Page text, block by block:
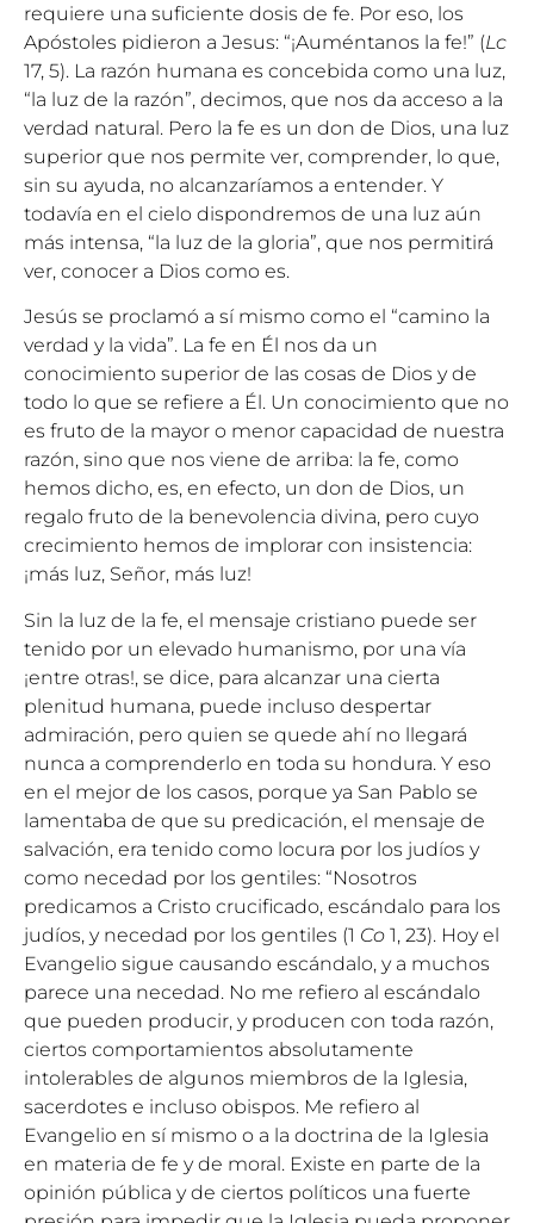
requiere una suficiente dosis de fe. Por eso, los
Apóstoles pidieron a Jesus: “¡Auméntanos la fe!” (Lc
17, 5). La razón humana es concebida como una luz,
“la luz de la razón”, decimos, que nos da acceso a la
verdad natural. Pero la fe es un don de Dios, una luz
superior que nos permite ver, comprender, lo que,
sin su ayuda, no alcanzaríamos a entender. Y
todavía en el cielo dispondremos de una luz aún
más intensa, “la luz de la gloria”, que nos permitirá
ver, conocer a Dios como es.
Jesús se proclamó a sí mismo como el “camino la
verdad y la vida”. La fe en Él nos da un
conocimiento superior de las cosas de Dios y de
todo lo que se refiere a Él. Un conocimiento que no
es fruto de la mayor o menor capacidad de nuestra
razón, sino que nos viene de arriba: la fe, como
hemos dicho, es, en efecto, un don de Dios, un
regalo fruto de la benevolencia divina, pero cuyo
crecimiento hemos de implorar con insistencia:
¡más luz, Señor, más luz!
Sin la luz de la fe, el mensaje cristiano puede ser
tenido por un elevado humanismo, por una vía
¡entre otras!, se dice, para alcanzar una cierta
plenitud humana, puede incluso despertar
admiración, pero quien se quede ahí no llegará
nunca a comprenderlo en toda su hondura. Y eso
en el mejor de los casos, porque ya San Pablo se
lamentaba de que su predicación, el mensaje de
salvación, era tenido como locura por los judíos y
como necedad por los gentiles: “Nosotros
predicamos a Cristo crucificado, escándalo para los
judíos, y necedad por los gentiles (1 Co 1, 23). Hoy el
Evangelio sigue causando escándalo, y a muchos
parece una necedad. No me refiero al escándalo
que pueden producir, y producen con toda razón,
ciertos comportamientos absolutamente
intolerables de algunos miembros de la Iglesia,
sacerdotes e incluso obispos. Me refiero al
Evangelio en sí mismo o a la doctrina de la Iglesia
en materia de fe y de moral. Existe en parte de la
opinión pública y de ciertos políticos una fuerte